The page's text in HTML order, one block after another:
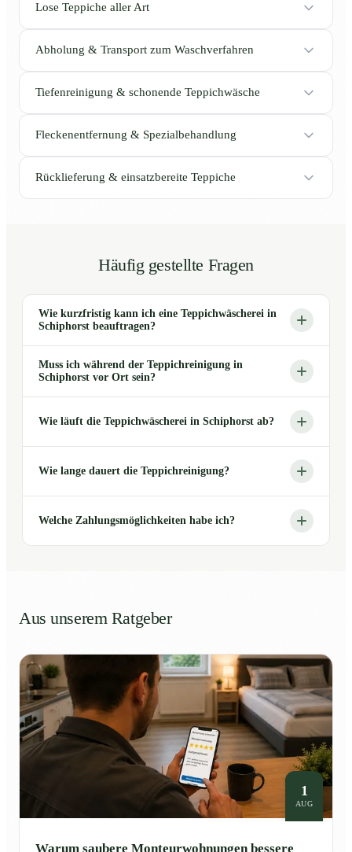
Lose Teppiche aller Art
Abholung & Transport zum Waschverfahren
Tiefenreinigung & schonende Teppichwäsche
Fleckenentfernung & Spezialbehandlung
Rücklieferung & einsatzbereite Teppiche
Häufig gestellte Fragen
Wie kurzfristig kann ich eine Teppichwäscherei in
Schiphorst beauftragen?
Muss ich während der Teppichreinigung in
Schiphorst vor Ort sein?
Wie läuft die Teppichwäscherei in Schiphorst ab?
Wie lange dauert die Teppichreinigung?
Welche Zahlungsmöglichkeiten habe ich?
Aus unserem Ratgeber
1
AUG
Warum saubere Monteurwohnungen bessere